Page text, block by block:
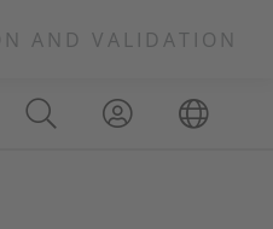
AND VALIDATION